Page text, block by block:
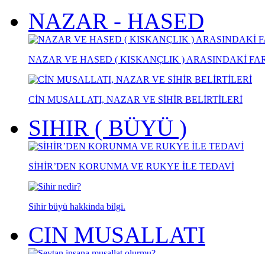
NAZAR - HASED
NAZAR VE HASED ( KISKANÇLIK ) ARASINDAKİ
CİN MUSALLATI, NAZAR VE SİHİR BELİRTİLERİ
SIHIR ( BÜYÜ )
SİHİR’DEN KORUNMA VE RUKYE İLE TEDAVİ
Sihir büyü hakkinda bilgi.
CIN MUSALLATI